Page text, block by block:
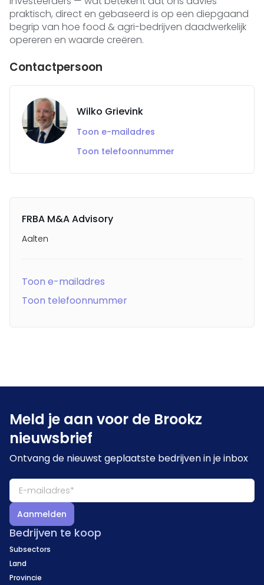
praktisch, direct en gebaseerd is op een diepgaand
begrip van hoe food & agri-bedrijven daadwerkelijk
opereren en waarde creëren.
Contactpersoon
Wilko Grievink
Toon e-mailadres
Toon telefoonnummer
FRBA M&A Advisory
Aalten
Toon e-mailadres
Toon telefoonnummer
Meld je aan voor de Brookz
nieuwsbrief
Ontvang de nieuwst geplaatste bedrijven in je inbox
Aanmelden
Bedrijven te koop
Subsectors
Land
Provincie